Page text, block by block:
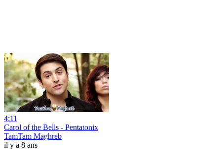
4:11
Carol of the Bells - Pentatonix
TamTam Maghreb
il y a 8 ans